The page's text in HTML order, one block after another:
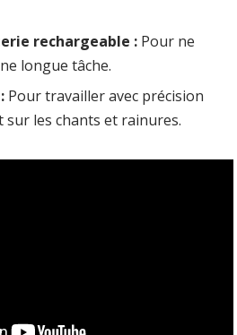
rechargeable : Pour ne
longue tâche.
Pour travailler avec précision
les chants et rainures.